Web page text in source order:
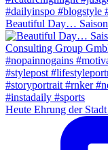
Beautiful Day…
Heute Ehrung der